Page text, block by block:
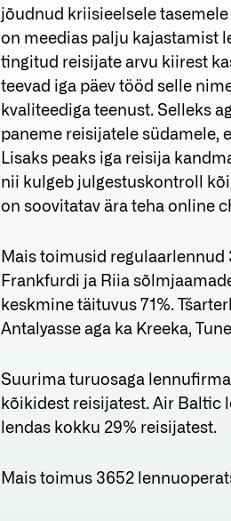
jõudnud kriisieelsele
on meedias palju kajastamist
tingitud reisijate arvu kiirest
teevad iga päev tööd selle
kvaliteediga teenust. Selleks
paneme reisijatele südamele,
Lisaks peaks iga reisija
nii kulgeb julgestuskontroll
on soovitatav ära teha online
Mais toimusid
Frankfurdi ja Riia
keskmine täituvus 71%.
Antalyasse aga ka Kreeka,
Suurima turuosaga
kõikidest reisijatest. Air Baltic
lendas kokku 29% reisijatest.
Mais toimus 3652